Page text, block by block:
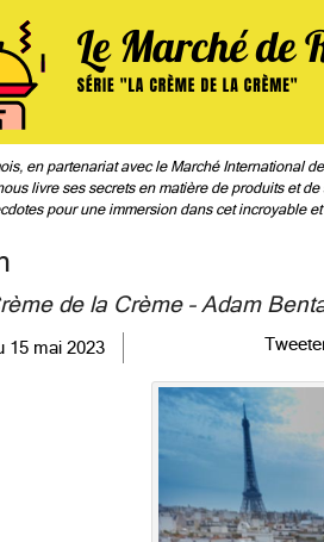
en partenariat avec le Marché International
livre ses secrets en matière de produits et
pour une immersion dans cet incroyable
de la Crème – Adam
15 mai 2023